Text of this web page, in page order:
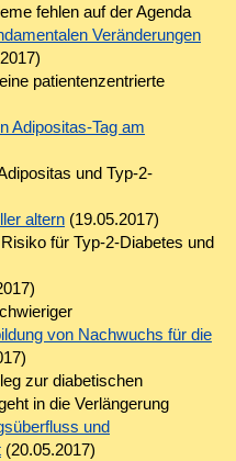
fehlen auf der Agenda
Veränderungen
patientenzentrierte
Adipositas-Tag am
und Typ-2-
altern(19.05.2017)
für Typ-2-Diabetes und
von Nachwuchs für die
zur diabetischen
in die Verlängerung
und
(20.05.2017)